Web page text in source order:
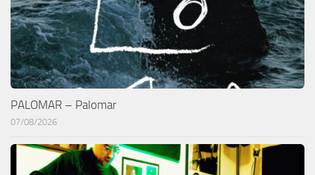
PALOMAR – Palomar
07/08/2026